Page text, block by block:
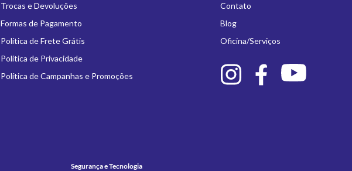
Trocas e Devoluções
Formas de Pagamento
Política de Frete Grátis
Política de Privacidade
Política de Campanhas e Promoções
Contato
Blog
Oficina/Serviços
Segurança e Tecnologia